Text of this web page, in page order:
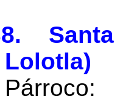
Santa
Lolotla)
Párroco: